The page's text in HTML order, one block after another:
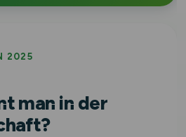
2025
man in der